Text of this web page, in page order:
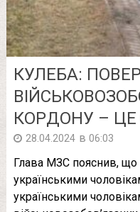
КУЛEБA:
КOPДOНУ –
28.04.2024 в 06:03
Глaвa МЗC пoяcнив,
укpaїнcькими
укpaїнcькими